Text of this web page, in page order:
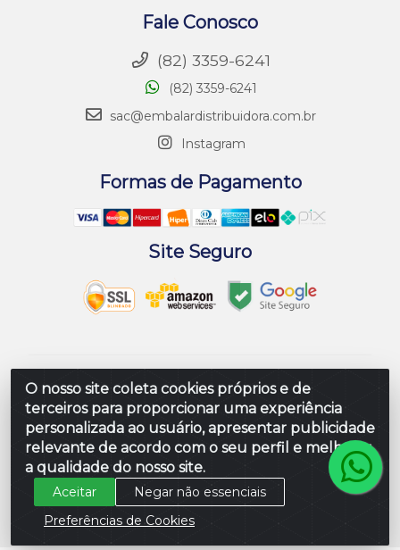
O nosso site coleta cookies próprios e de
terceiros para proporcionar uma experiência
personalizada ao usuário, apresentar publicidade
relevante de acordo com o seu perfil e melhorar
a qualidade do nosso site.
Aceitar
Negar não essenciais
Preferências de Cookies
Fale Conosco
(82) 3359-6241
(82) 3359-6241
sac@embalardistribuidora.com.br
Instagram
Formas de Pagamento
Site Seguro
Embalar Distribuidora de Embalagens LTDA -
Rodovia Br 104 Al, Loteamento Paraiso, S/N -
Prefeito Antonio L de Souza, Rio Largo/AL - CEP
57100-000 - CNPJ 10.347.424/0001-80